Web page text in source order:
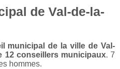
de Val-de-la-
municipal de la ville de Val-
12 conseillers municipaux. 7
hommes.